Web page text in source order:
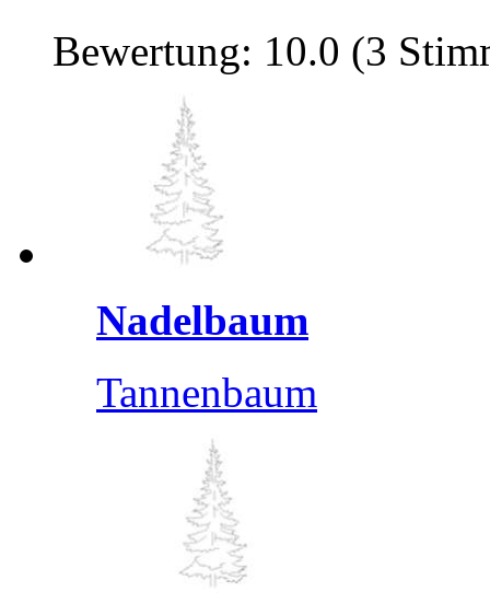
Bewertung: 10.0 (3
Nadelbaum
Tannenbaum